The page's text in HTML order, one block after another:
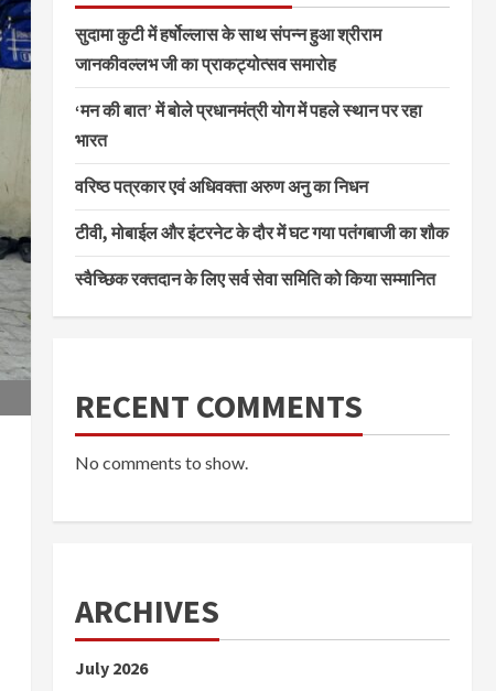
सुदामा कुटी में हर्षोल्लास के साथ संपन्न हुआ श्रीराम
जानकीवल्लभ जी का प्राकट्योत्सव समारोह
‘मन की बात’ में बोले प्रधानमंत्री योग में पहले स्थान पर रहा
भारत
वरिष्ठ पत्रकार एवं अधिवक्ता अरुण अनु का निधन
टीवी, मोबाईल और इंटरनेट के दौर में घट गया पतंगबाजी का शौक
स्वैच्छिक रक्तदान के लिए सर्व सेवा समिति को किया सम्मानित
RECENT COMMENTS
No comments to show.
ARCHIVES
July 2026